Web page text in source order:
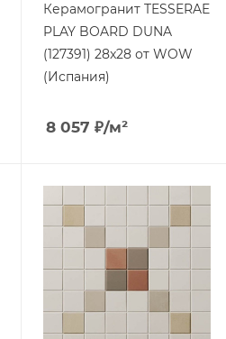
Керамогранит TESSERAE
PLAY BOARD DUNA
(127391) 28x28 от WOW
(Испания)
8 057 ₽/м²